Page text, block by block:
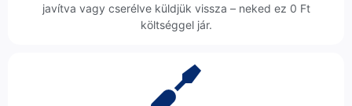
javítva vagy cserélve küldjük vissza – neked ez 0 Ft
költséggel jár.